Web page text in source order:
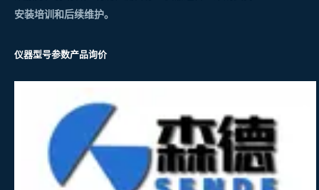
安装培训和后续维护。
仪器型号参数产品询价